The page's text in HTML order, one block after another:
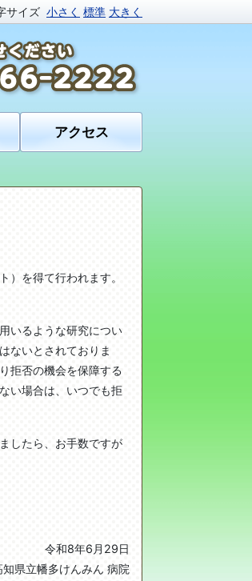
サイズ 小さく 標準 大きく
アクセス
）を得て行われます。
いるような研究につい
ないとされておりま
拒否の機会を保障する
い場合は、いつでも拒
したら、お手数ですが
令和8年6月29日
知県立幡多けんみん 病院